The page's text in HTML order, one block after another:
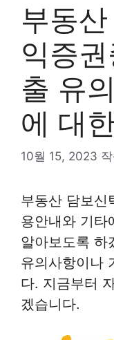
부동
익증
출 유
에 대
10월 15, 2023
부동산 담보신
용안내와 기타
알아보도록 하
유의사항이나
다. 지금부터
겠습니다.